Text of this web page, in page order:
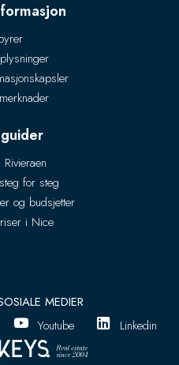
for steg
og budsjetter
i Nice
MEDIER
Youtube Linkedin